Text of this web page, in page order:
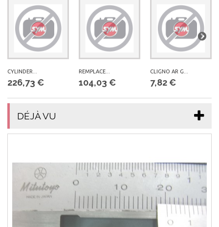
CYLINDER...
226,73 €
REMPLACE...
104,03 €
CLIGNO AR G...
7,82 €
DÉJÀ VU